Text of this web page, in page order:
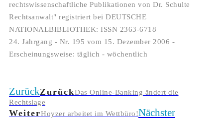
rechtswissenschaftliche Publikationen von Dr. Schulte
Rechtsanwalt" registriert bei DEUTSCHE
NATIONALBIBLIOTHEK: ISSN 2363-6718
24. Jahrgang - Nr. 195 vom 15. Dezember 2006 -
Erscheinungsweise: täglich - wöchentlich
ZurückZurückDas Online-Banking ändert die
Rechtslage
WeiterHoyzer arbeitet im Wettbüro!Nächster